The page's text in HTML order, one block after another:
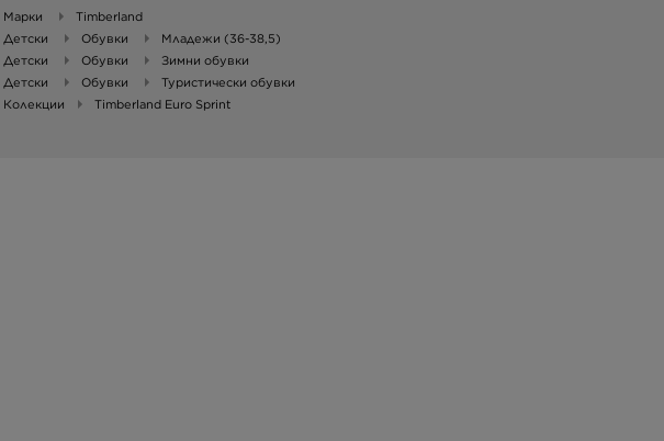
Марки
Timberland
Детски
Обувки
Младежи (36-38,5)
Детски
Обувки
Зимни обувки
Детски
Обувки
Туристически обувки
Колекции
Timberland Euro Sprint